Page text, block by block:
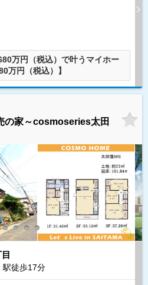
万円（税込）で叶うマイホー
万円（税込）】
の家～cosmoseries太田
駅徒歩17分